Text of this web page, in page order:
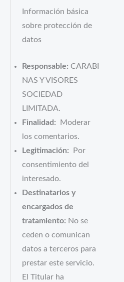
Información básica
sobre protección de
datos
Responsable: CARABI
NAS Y VISORES
SOCIEDAD
LIMITADA.
Finalidad: Moderar
los comentarios.
Legitimación: Por
consentimiento del
interesado.
Destinatarios y
encargados de
tratamiento: No se
ceden o comunican
datos a terceros para
prestar este servicio.
El Titular ha